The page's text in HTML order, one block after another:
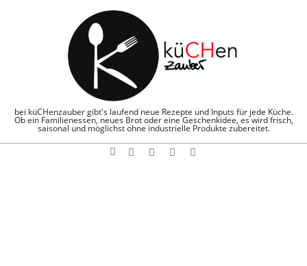
bei küCHenzauber gibt's laufend neue Rezepte und Inputs für jede Küche.
Ob ein Familienessen, neues Brot oder eine Geschenkidee, es wird frisch,
saisonal und möglichst ohne industrielle Produkte zubereitet.
Search